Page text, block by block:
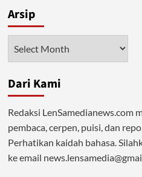
Arsip
Dari Kami
Redaksi LenSamedianews.com
pembaca, cerpen, puisi, dan
Perhatikan kaidah bahasa.
ke email